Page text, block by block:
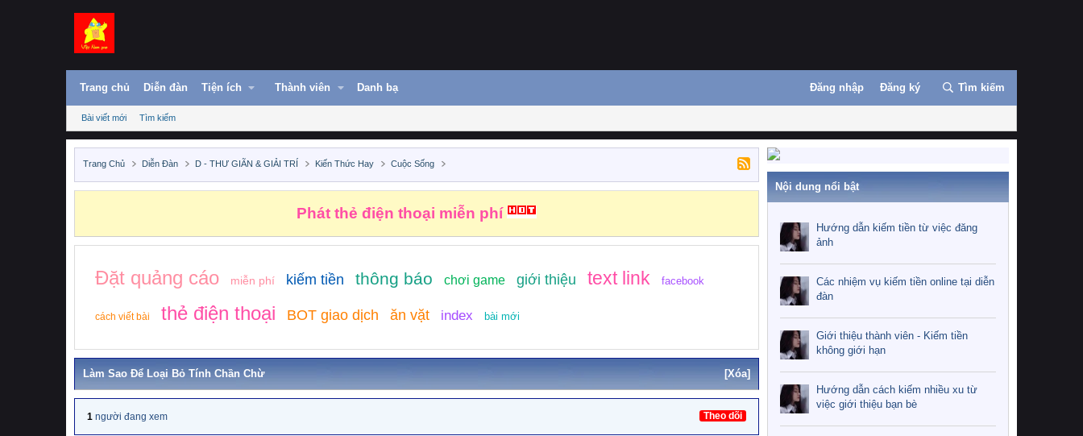
Trang chủ Diễn đàn Tiện ích Thành viên Danh bạ Đăng nhập Đăng ký Tìm kiếm
Bài viết mới Tìm kiếm
Trang Chủ Diễn Đàn D - THƯ GIÃN & GIẢI TRÍ Kiến Thức Hay Cuộc Sống
Phát thẻ điện thoại miễn phí
Đặt quảng cáo miễn phí kiếm tiền thông báo chơi game giới thiệu text link facebook
cách viết bài thẻ điện thoại BOT giao dịch ăn vặt index bài mới
Làm Sao Để Loại Bỏ Tính Chần Chừ [Xóa]
1 người đang xem Theo dõi
Nội dung nổi bật
Hướng dẫn kiếm tiền từ việc đăng
ảnh
Các nhiệm vụ kiếm tiền online tại diễn
đàn
Giới thiệu thành viên - Kiếm tiền
không giới hạn
Hướng dẫn cách kiếm nhiều xu từ
việc giới thiệu bạn bè